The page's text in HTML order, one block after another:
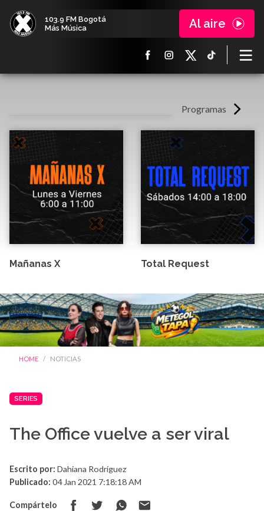
103.9 FM Bogotá
Más Música
Al aire
Programas
Mañanas X Total Request
HOME NOTICIAS
SERIES
The Office vuelve a ser viral
Escrito por: Dahiana Rodríguez
Publicado: 04 Jan 2021 7:18:18 AM
Compártelo